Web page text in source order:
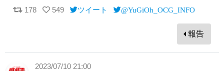
178 549 ツイート @YuGiOh_OCG_INFO
報告
2023/07/10 21:00